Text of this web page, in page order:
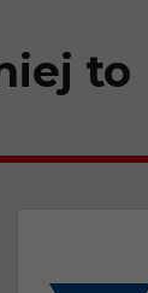
to